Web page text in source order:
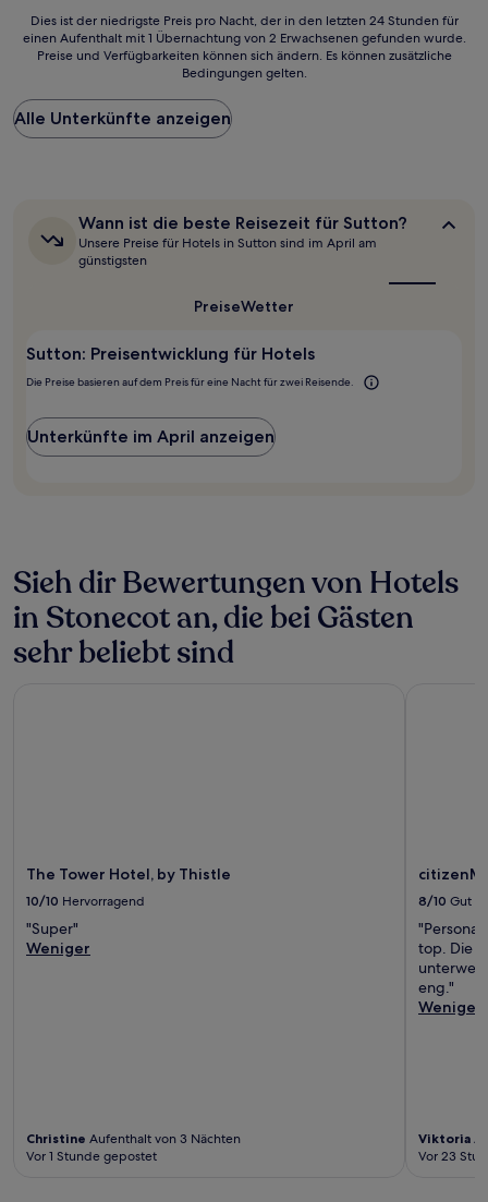
Dies
ist
Preis
pro
Nacht,
24 Stunden
von
2 Erwachsenen
wurde.
Preise
und
können
zusätzliche
Bedingungen
gelten.
Dies ist der niedrigste Preis pro Nacht, der in den letzten 24 Stunden für
einen Aufenthalt mit 1 Übernachtung von 2 Erwachsenen gefunden wurde.
Preise und Verfügbarkeiten können sich ändern. Es können zusätzliche
Bedingungen gelten.
Alle Unterkünfte anzeigen
Wann
ist
die
beste
Wann ist die beste Reisezeit für Sutton?
Unsere Preise für Hotels in Sutton sind im April am
günstigsten
PreiseWetter
Sutton: Preisentwicklung für Hotels
Die Preise basieren auf dem Preis für eine Nacht für zwei Reisende.
Unterkünfte im April anzeigen
Sieh dir Bewertungen von Hotels
in Stonecot an, die bei Gästen
sehr beliebt sind
The Tower Hotel, by Thistle
10/10 Hervorragend
"Super"
Weniger
Christine Aufenthalt von 3 Nächten
Vor 1 Stunde gepostet
citizenM
8/10 Gut
"Personal
top. Die
eng."
Weniger
Viktoria
Vor 23